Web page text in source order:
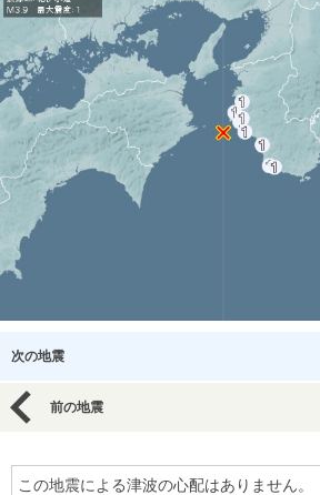
次の地震
前の地震
この地震による津波の心配はありません。